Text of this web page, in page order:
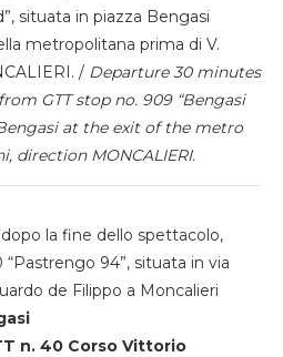
situata in piazza Bengasi
metropolitana prima di V.
/ Departure 30 minutes
GTT stop no. 909 “Bengasi
at the exit of the metro
direction MONCALIERI.
dopo la fine dello spettacolo,
94”, situata in via
de Filippo a Moncalieri
n. 40 Corso Vittorio